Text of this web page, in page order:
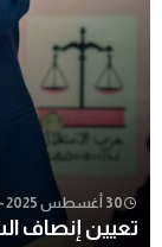
30 أغسطس 2025 - 22:07
تعيين إنصاف